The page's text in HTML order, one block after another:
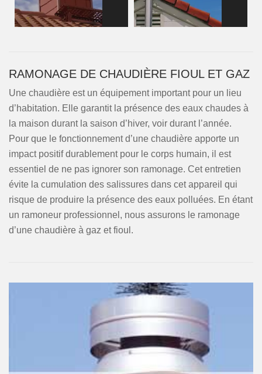
RAMONAGE DE CHAUDIÈRE FIOUL ET GAZ
Une chaudière est un équipement important pour un lieu
d’habitation. Elle garantit la présence des eaux chaudes à
la maison durant la saison d’hiver, voir durant l’année.
Pour que le fonctionnement d’une chaudière apporte un
impact positif durablement pour le corps humain, il est
essentiel de ne pas ignorer son ramonage. Cet entretien
évite la cumulation des salissures dans cet appareil qui
risque de produire la présence des eaux polluées. En étant
un ramoneur professionnel, nous assurons le ramonage
d’une chaudière à gaz et fioul.